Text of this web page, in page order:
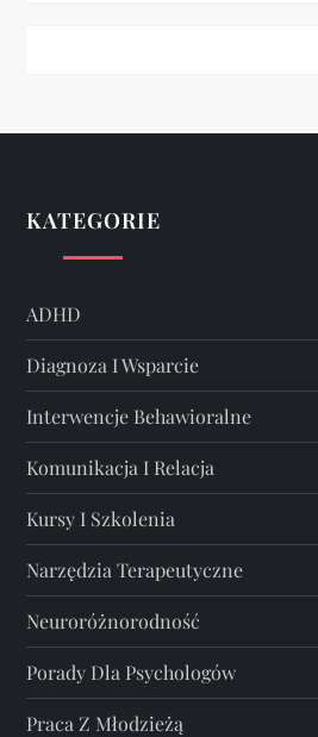
KATEGORIE
ADHD
Diagnoza I Wsparcie
Interwencje Behawioralne
Komunikacja I Relacja
Kursy I Szkolenia
Narzędzia Terapeutyczne
Neuroróżnorodność
Porady Dla Psychologów
Praca Z Młodzieżą